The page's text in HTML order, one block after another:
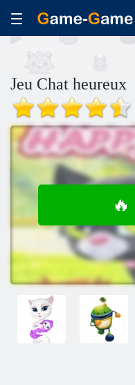
Jeu Chat heureux